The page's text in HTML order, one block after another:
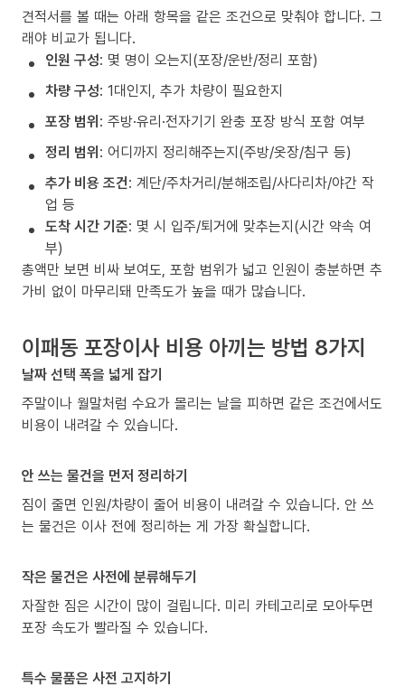
견적서를 볼 때는 아래 항목을 같은 조건으로 맞춰야 합니다. 그
래야 비교가 됩니다.
인원 구성: 몇 명이 오는지(포장/운반/정리 포함)
차량 구성: 1대인지, 추가 차량이 필요한지
포장 범위: 주방·유리·전자기기 완충 포장 방식 포함 여부
정리 범위: 어디까지 정리해주는지(주방/옷장/침구 등)
추가 비용 조건: 계단/주차거리/분해조립/사다리차/야간 작
업 등
도착 시간 기준: 몇 시 입주/퇴거에 맞추는지(시간 약속 여
부)
총액만 보면 비싸 보여도, 포함 범위가 넓고 인원이 충분하면 추
가비 없이 마무리돼 만족도가 높을 때가 많습니다.
이패동 포장이사 비용 아끼는 방법 8가지
날짜 선택 폭을 넓게 잡기
주말이나 월말처럼 수요가 몰리는 날을 피하면 같은 조건에서도
비용이 내려갈 수 있습니다.
안 쓰는 물건을 먼저 정리하기
짐이 줄면 인원/차량이 줄어 비용이 내려갈 수 있습니다. 안 쓰
는 물건은 이사 전에 정리하는 게 가장 확실합니다.
작은 물건은 사전에 분류해두기
자잘한 짐은 시간이 많이 걸립니다. 미리 카테고리로 모아두면
포장 속도가 빨라질 수 있습니다.
특수 물품은 사전 고지하기